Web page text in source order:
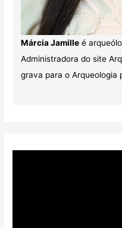
Márcia Jamilleé
Administradora do site
grava para o Arqueologia